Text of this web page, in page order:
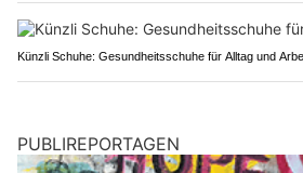
Künzli Schuhe: Gesundheitsschuhe für Alltag und
PUBLIREPORTAGEN